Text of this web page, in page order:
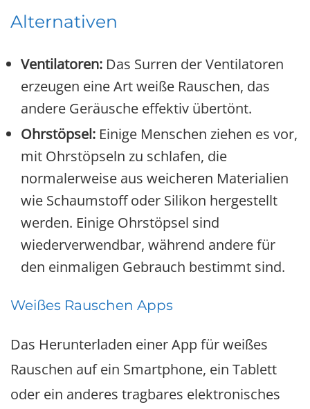
Alternativen
Ventilatoren: Das Surren der Ventilatoren
erzeugen eine Art weiße Rauschen, das
andere Geräusche effektiv übertönt.
Ohrstöpsel: Einige Menschen ziehen es vor,
mit Ohrstöpseln zu schlafen, die
normalerweise aus weicheren Materialien
wie Schaumstoff oder Silikon hergestellt
werden. Einige Ohrstöpsel sind
wiederverwendbar, während andere für
den einmaligen Gebrauch bestimmt sind.
Weißes Rauschen Apps
Das Herunterladen einer App für weißes
Rauschen auf ein Smartphone, ein Tablett
oder ein anderes tragbares elektronisches